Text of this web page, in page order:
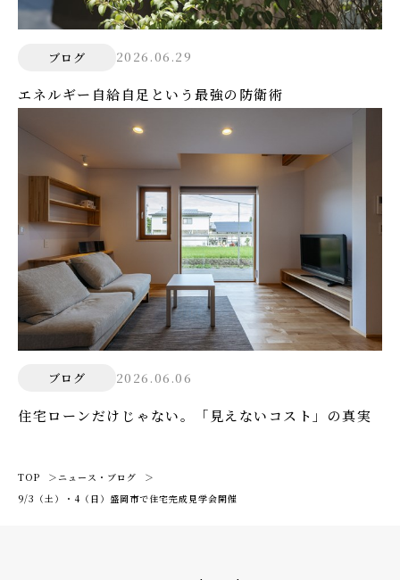
ブログ 2026.06.29
エネルギー自給自足という最強の防衛術
ブログ 2026.06.06
住宅ローンだけじゃない。「見えないコスト」の真実
TOP
ニュース・ブログ
9/3（土）・4（日）盛岡市で住宅完成見学会開催